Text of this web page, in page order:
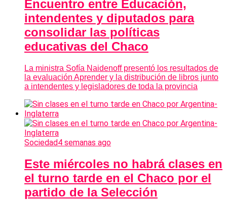
Encuentro entre Educación,
intendentes y diputados para
consolidar las políticas
educativas del Chaco
La ministra Sofía Naidenoff presentó los resultados de
la evaluación Aprender y la distribución de libros junto
a intendentes y legisladores de toda la provincia
Sociedad4 semanas ago
Este miércoles no habrá clases en
el turno tarde en el Chaco por el
partido de la Selección